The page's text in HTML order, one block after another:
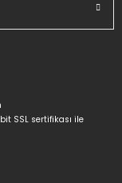
SSL sertifikası ile